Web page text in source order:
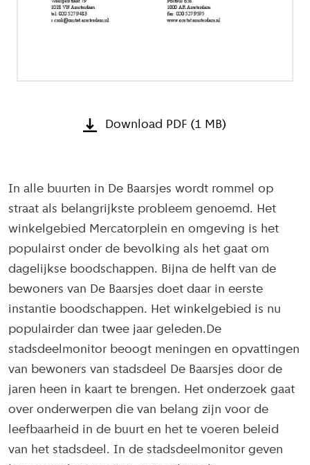
Download PDF (1 MB)
In alle buurten in De Baarsjes wordt rommel op
straat als belangrijkste probleem genoemd. Het
winkelgebied Mercatorplein en omgeving is het
populairst onder de bevolking als het gaat om
dagelijkse boodschappen. Bijna de helft van de
bewoners van De Baarsjes doet daar in eerste
instantie boodschappen. Het winkelgebied is nu
populairder dan twee jaar geleden.De
stadsdeelmonitor beoogt meningen en opvattingen
van bewoners van stadsdeel De Baarsjes door de
jaren heen in kaart te brengen. Het onderzoek gaat
over onderwerpen die van belang zijn voor de
leefbaarheid in de buurt en het te voeren beleid
van het stadsdeel. In de stadsdeelmonitor geven